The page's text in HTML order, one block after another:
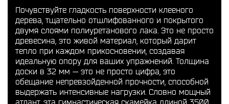
Почувствуйте гладкость поверхности клееного
дерева, тщательно отшлифованного и покрытого
двумя слоями полиуретанового лака. Это не просто
древесина, это живой материал, который дарит
тепло при каждом прикосновении, создавая
идеальную опору для ваших упражнений. Толщина
доски в 32 мм — это не просто цифра, это
обещание непревзойденной прочности, способной
выдержать интенсивные нагрузки. Словно мощный